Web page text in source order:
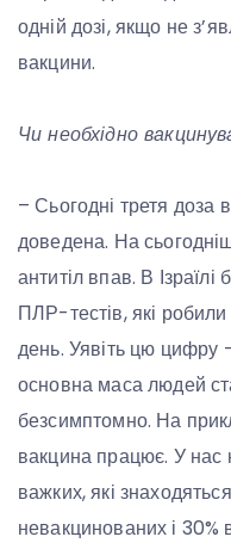
одній дозі, якщо не
вакцини.
Чи необхідно
– Сьогодні третя доза
доведена. На
антитіл впав. В
ПЛР-тестів, які
день. Уявіть цю цифру
основна маса людей
безсимптомно. На
вакцина працює. У нас
важких, які
невакцинованих і